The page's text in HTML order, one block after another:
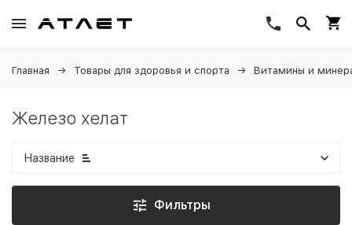
Главная Товары для здоровья и спорта Витамины и
Железо хелат
Название
Фильтры